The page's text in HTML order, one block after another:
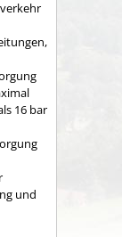
16 bar
und